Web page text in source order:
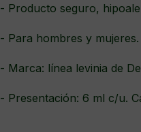
- Producto seguro,
- Para hombres y mujeres.
- Marca: línea levinia de
- Presentación: 6 ml c/u.